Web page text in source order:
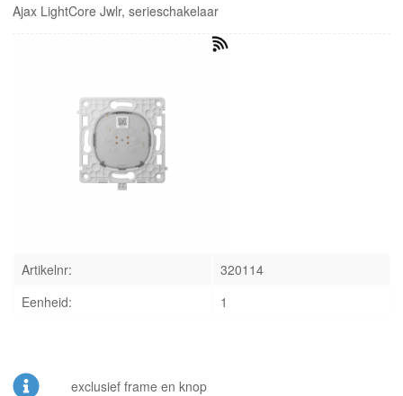
RMA
INLOGGEN
Ajax LightCore Jwlr, serieschakelaar
Artikelnr:
320114
Eenheid:
1
exclusief frame en knop